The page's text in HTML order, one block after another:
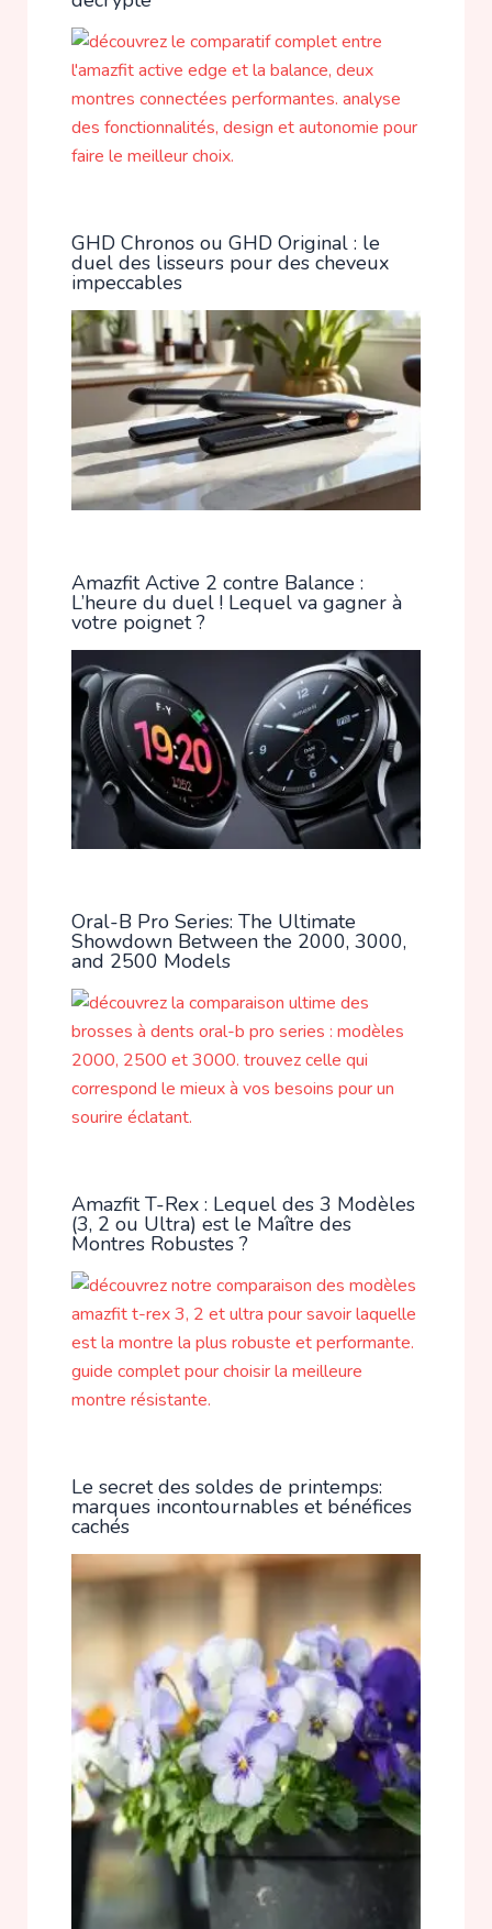
GHD Chronos ou GHD Original : le
duel des lisseurs pour des cheveux
impeccables
Amazfit Active 2 contre Balance :
L’heure du duel ! Lequel va gagner à
votre poignet ?
Oral-B Pro Series: The Ultimate
Showdown Between the 2000, 3000,
and 2500 Models
Amazfit T-Rex : Lequel des 3 Modèles
(3, 2 ou Ultra) est le Maître des
Montres Robustes ?
Le secret des soldes de printemps:
marques incontournables et bénéfices
cachés